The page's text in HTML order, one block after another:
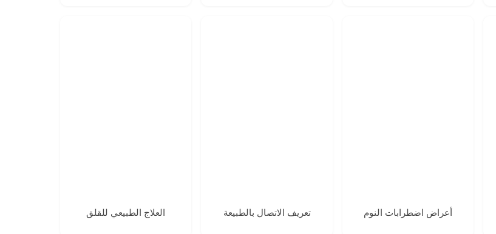
أعراض اضطرابات النوم تعريف الاتصال بالطبيعة العلاج الطبيعي للقلق